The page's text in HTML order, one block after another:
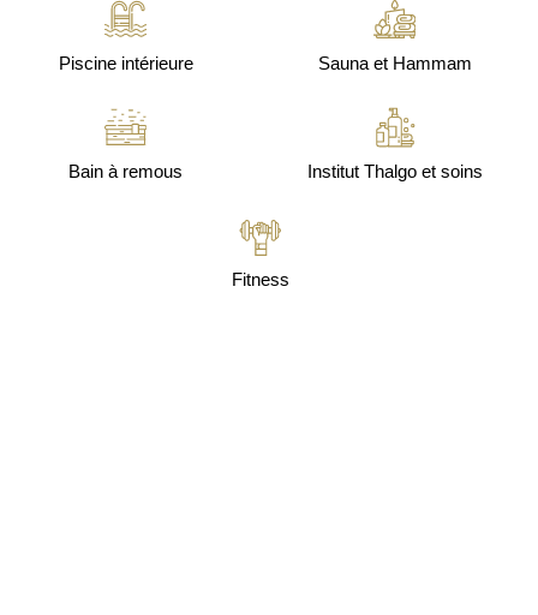
Piscine intérieure Sauna et Hammam
Bain à remous Institut Thalgo et soins
Fitness